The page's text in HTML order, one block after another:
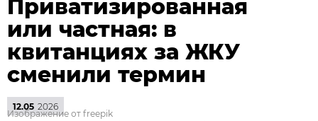
Приватизированная
или частная: в
квитанциях за ЖКУ
сменили термин
12.05 2026
Изображение от freepik